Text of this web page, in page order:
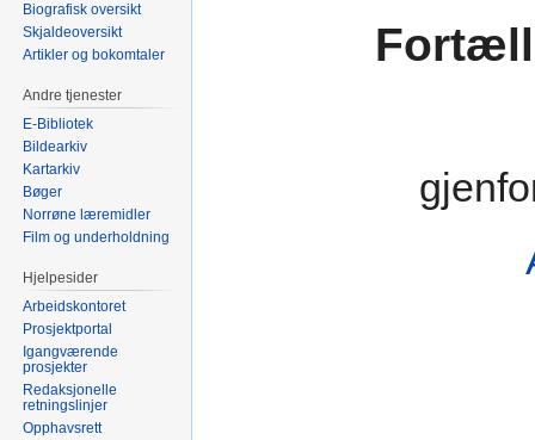
Biografisk oversikt
Skjaldeoversikt
Artikler og bokomtaler
Andre tjenester
E-Bibliotek
Bildearkiv
Kartarkiv
Bøger
Norrøne læremidler
Film og underholdning
Hjelpesider
Arbeidskontoret
Prosjektportal
Igangværende
prosjekter
Redaksjonelle
retningslinjer
Opphavsrett